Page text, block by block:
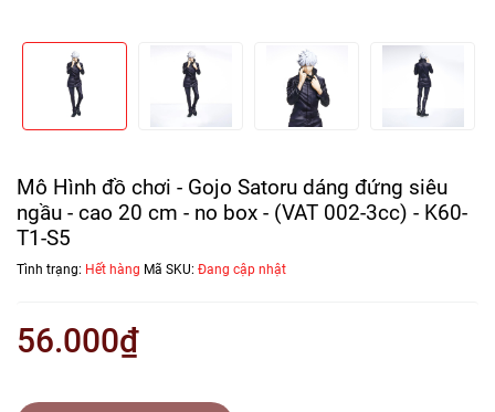
Mô Hình đồ chơi - Gojo Satoru dáng đứng siêu
ngầu - cao 20 cm - no box - (VAT 002-3cc) - K60-
T1-S5
Tình trạng: Hết hàng Mã SKU: Đang cập nhật
56.000₫